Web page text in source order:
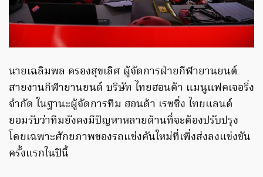
นายเฉลิมพล ครองสุขเลิศ ผู้จัดการฝ่ายกีฬายานยนต์
สายงานกีฬายานยนต์ บริษัท ไทยฮอนด้า แมนูแฟคเจอริ่ง
จำกัด ในฐานะผู้จัดการทีม ฮอนด้า เรซซิ่ง ไทยแลนด์
ยอมรับว่าทีมยังคงมีปัญหาหลายด้านที่จะต้องปรับปรุง
โดยเฉพาะศักยภาพของรถแข่งคันใหม่ที่เพิ่งส่งลงแข่งขัน
ครั้งแรกในปีนี้